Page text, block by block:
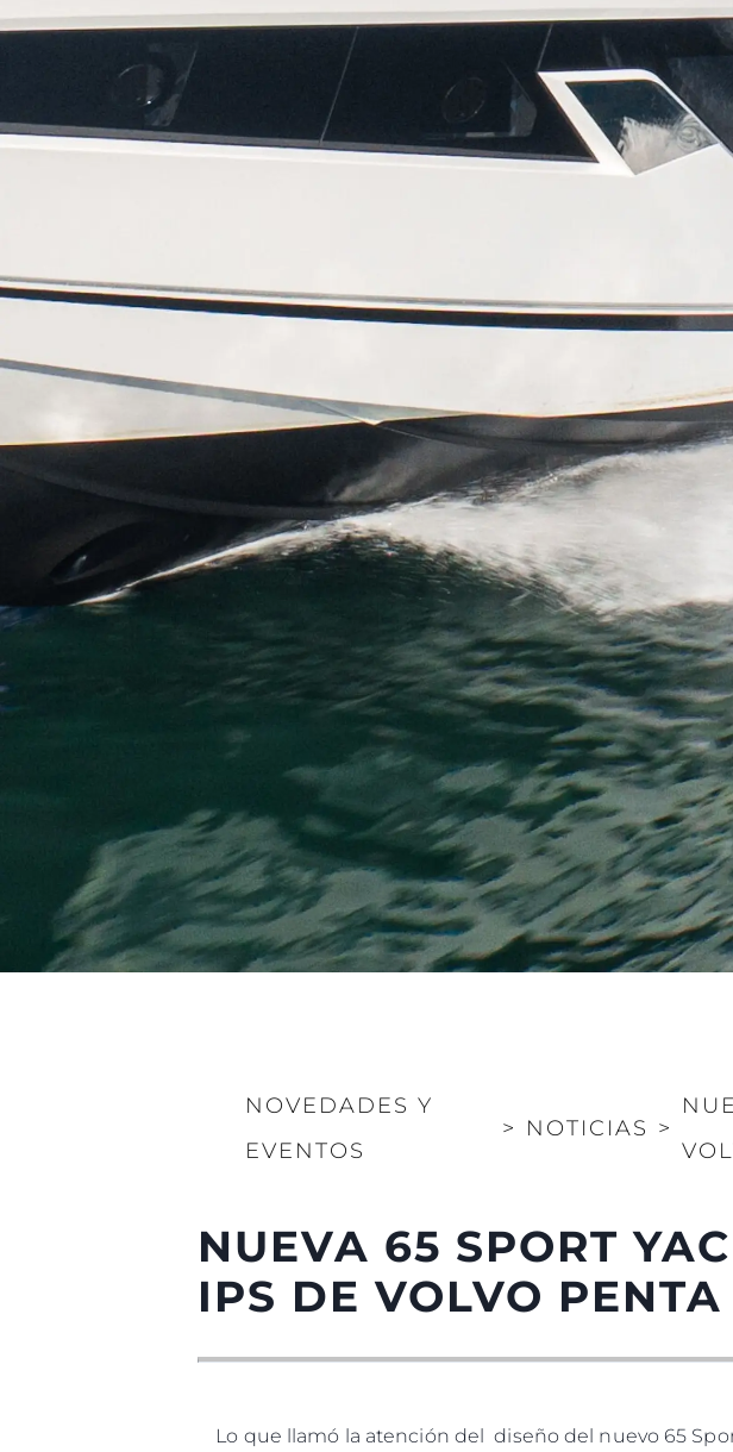
NOVEDADES Y
EVENTOS
> NOTICIAS >
NUEVA 65 SPORT
IPS DE VOLVO PENTA
Lo que llamó la atención del diseño del nuevo 65